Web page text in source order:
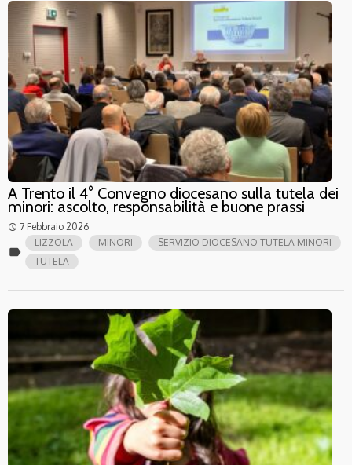
A Trento il 4° Convegno diocesano sulla tutela dei
minori: ascolto, responsabilità e buone prassi
access_time 7 Febbraio 2026
label
LIZZOLA MINORI
SERVIZIO DIOCESANO TUTELA MINORI
TUTELA